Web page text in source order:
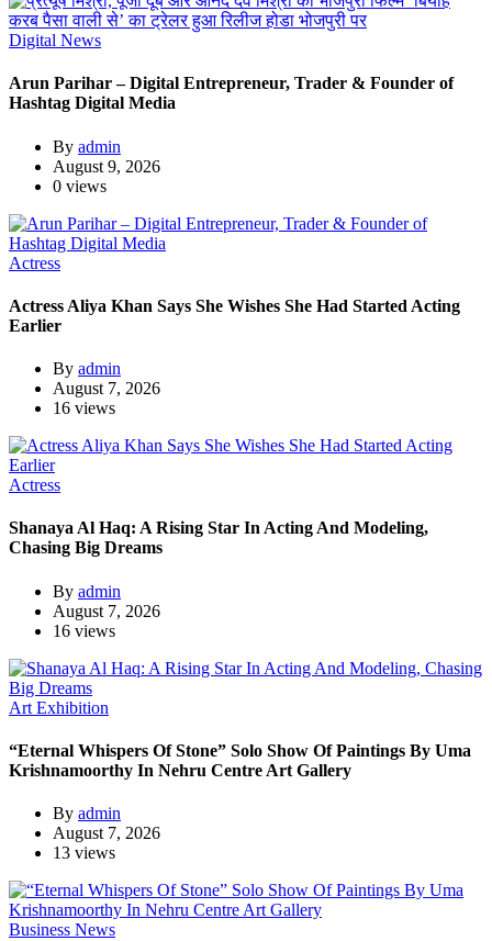
Digital News
Arun Parihar – Digital Entrepreneur, Trader & Founder of
Hashtag Digital Media
By admin
August 9, 2026
0 views
Actress
Actress Aliya Khan Says She Wishes She Had Started Acting
Earlier
By admin
August 7, 2026
16 views
Actress
Shanaya Al Haq: A Rising Star In Acting And Modeling,
Chasing Big Dreams
By admin
August 7, 2026
16 views
Art Exhibition
“Eternal Whispers Of Stone” Solo Show Of Paintings By Uma
Krishnamoorthy In Nehru Centre Art Gallery
By admin
August 7, 2026
13 views
Business News